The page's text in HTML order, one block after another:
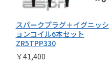
スパークプラグ＋イグニッシ
ョンコイル6本セット
ZR5TPP330
￥41,400